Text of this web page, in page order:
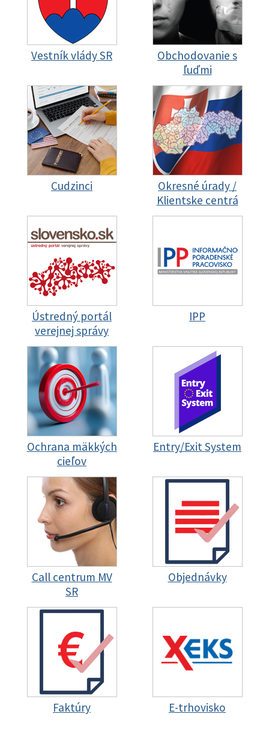
Vestník vlády SR
Obchodovanie s
ľuďmi
Cudzinci
Okresné úrady /
Klientske centrá
Ústredný portál
verejnej správy
IPP
Ochrana mäkkých
cieľov
Entry/Exit System
Call centrum MV
SR
Objednávky
Faktúry E-trhovisko